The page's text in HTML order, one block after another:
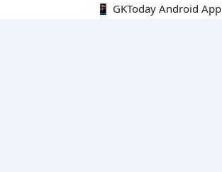
📱 GKToday Android App